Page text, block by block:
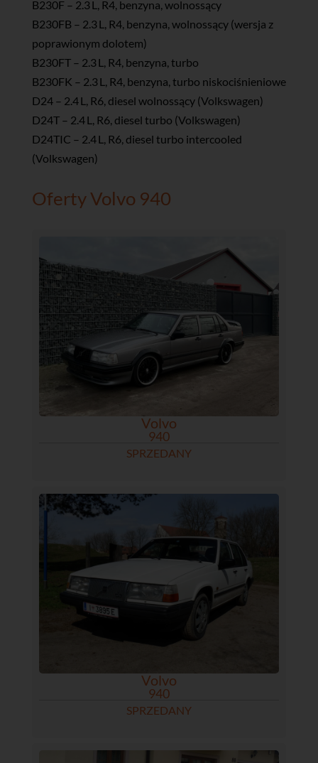
B230F – 2.3 L, R4, benzyna, wolnossący
B230FB – 2.3 L, R4, benzyna, wolnossący (wersja z
poprawionym dolotem)
B230FT – 2.3 L, R4, benzyna, turbo
B230FK – 2.3 L, R4, benzyna, turbo niskociśnieniowe
D24 – 2.4 L, R6, diesel wolnossący (Volkswagen)
D24T – 2.4 L, R6, diesel turbo (Volkswagen)
D24TIC – 2.4 L, R6, diesel turbo intercooled
(Volkswagen)
Oferty Volvo 940
Volvo
940
SPRZEDANY
Volvo
940
SPRZEDANY